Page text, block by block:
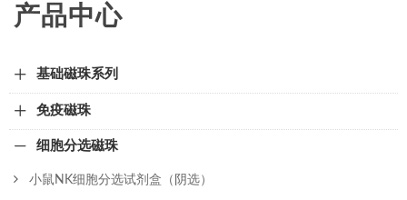
产品中心
基础磁珠系列
免疫磁珠
细胞分选磁珠
小鼠NK细胞分选试剂盒（阴选）